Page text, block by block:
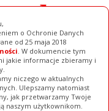
o Ochronie Danych
od 25 maja 2018
. W dokumencie tym
jakie informacje zbieramy i
niczego w aktualnych
Ulepszamy natomiast
jak przetwarzamy Twoje
naszym użytkownikom.
Baza Firm Pełna Wersja